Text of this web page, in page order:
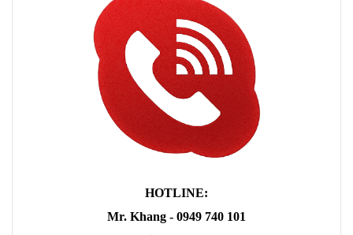
Màn hình máy tính LC-
POWER 24 inch LC-M24F